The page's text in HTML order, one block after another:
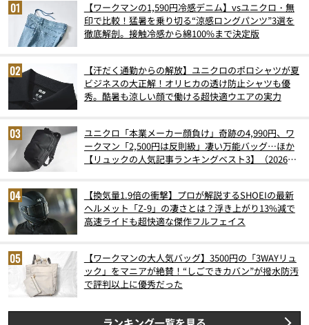
【ワークマンの1,590円冷感デニム】vsユニクロ・無
印で比較！猛暑を乗り切る“涼感ロングパンツ”3選を
徹底解剖。接触冷感から綿100%まで決定版
【汗だく通勤からの解放】ユニクロのポロシャツが夏
ビジネスの大正解！オリヒカの透け防止シャツも優
秀。酷暑も涼しい顔で働ける超快適ウエアの実力
ユニクロ「本業メーカー顔負け」奇跡の4,990円、ワ
ークマン「2,500円は反則級」凄い万能バッグ…ほか
【リュックの人気記事ランキングベスト3】（2026年
【換気量1.9倍の衝撃】プロが解説するSHOEIの最新
ヘルメット「Z-9」の凄さとは？浮き上がり13%減で
高速ライドも超快適な傑作フルフェイス
【ワークマンの大人気バッグ】3500円の「3WAYリュ
ック」をマニアが絶賛！“しごできカバン”が撥水防汚
で評判以上に優秀だった